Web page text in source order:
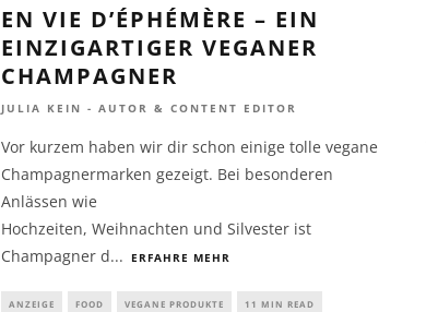
EN VIE D’ÉPHÉMÈRE – EIN
EINZIGARTIGER VEGANER
CHAMPAGNER
JULIA KEIN - AUTOR & CONTENT EDITOR
Vor kurzem haben wir dir schon einige tolle vegane
Champagnermarken gezeigt. Bei besonderen
Anlässen wie
Hochzeiten, Weihnachten und Silvester ist
Champagner d... ERFAHRE MEHR
ANZEIGE FOOD VEGANE PRODUKTE 11 MIN READ